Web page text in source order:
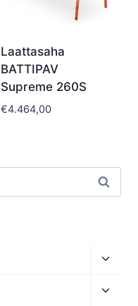
Laattasaha
BATTIPAV
Supreme 260S
€4.464,00
Haku
menu